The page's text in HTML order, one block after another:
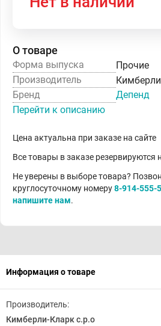
О товаре
Форма выпуска
Прочие
Производитель
Бренд
Депенд
Перейти к описанию
Цена актуальна при заказе на сайте
Все товары в заказе резервируются
Не уверены в выборе товара?
круглосуточному номеру8-914-555-
напишите нам.
Информация о товаре
Производитель:
Кимберли-Кларк с.р.о